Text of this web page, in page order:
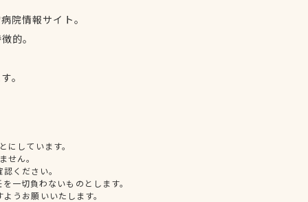
院情報サイト。
的。
。
しています。
せん。
ください。
一切負わないものとします。
うお願いいたします。